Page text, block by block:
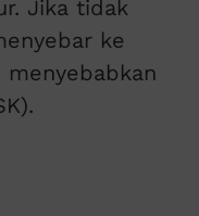
Jika tidak
ke
menyebabkan